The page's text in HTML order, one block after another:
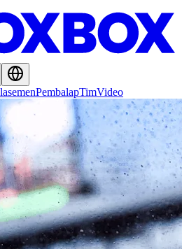
PembalapTimVideo